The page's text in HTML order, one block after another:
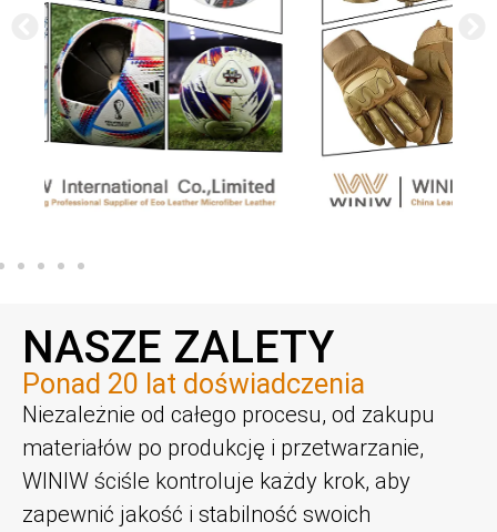
APLIKACJA2
NASZE ZALETY
Ponad 20 lat doświadczenia
Niezależnie od całego procesu, od zakupu
materiałów po produkcję i przetwarzanie,
WINIW ściśle kontroluje każdy krok, aby
zapewnić jakość i stabilność swoich